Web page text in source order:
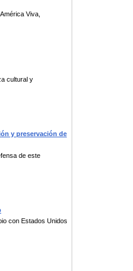
Viva,
cultural y
y preservación de
de este
con Estados Unidos